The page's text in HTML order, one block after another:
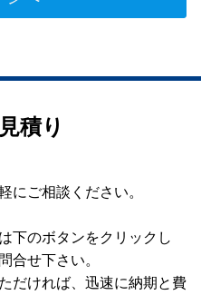
積り
にご相談ください。
下のボタンをクリックし
合せ下さい。
だければ、迅速に納期と費